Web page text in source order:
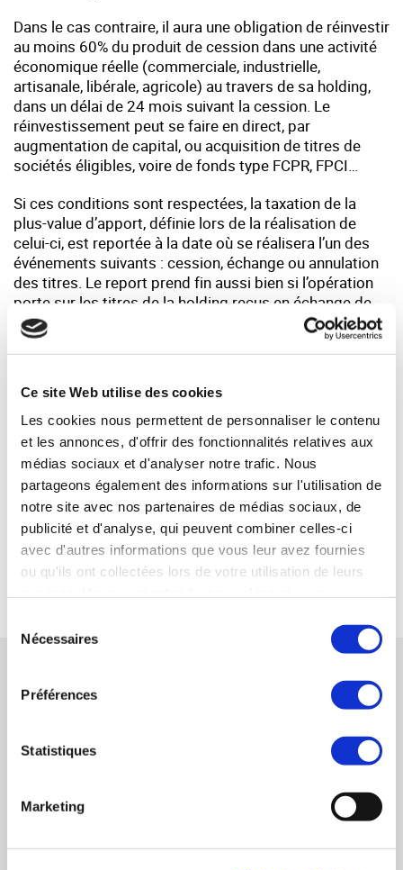
Ce site Web utilise des cookies
Les cookies nous permettent de personnaliser le contenu
et les annonces, d'offrir des fonctionnalités relatives aux
médias sociaux et d'analyser notre trafic. Nous
partageons également des informations sur l'utilisation de
notre site avec nos partenaires de médias sociaux, de
publicité et d'analyse, qui peuvent combiner celles-ci
avec d'autres informations que vous leur avez fournies
ou qu'ils ont collectées lors de votre utilisation de leurs
Nécessaires
Préférences
Statistiques
Marketing
Dans le cas contraire, il aura une obligation de réinvestir
au moins 60% du produit de cession dans une activité
économique réelle (commerciale, industrielle,
artisanale, libérale, agricole) au travers de sa holding,
dans un délai de 24 mois suivant la cession. Le
réinvestissement peut se faire en direct, par
augmentation de capital, ou acquisition de titres de
sociétés éligibles, voire de fonds type FCPR, FPCI…
Si ces conditions sont respectées, la taxation de la
plus-value d’apport, définie lors de la réalisation de
celui-ci, est reportée à la date où se réalisera l’un des
événements suivants : cession, échange ou annulation
des titres. Le report prend fin aussi bien si l’opération
porte sur les titres de la holding reçus en échange de
l’apport que si elle concerne les titres apportés à la
holding.
personnellement par le contribuable bénéficiaire du
régime de report d’imposition.
Nous vous recommandons de choisir avec soin les
professionnels qui vous conseilleront dans ces
opérations complexes et d’anticiper la cession de votre
outil de travail en menant une réflexion dans les 5 ans
qui précèdent le moment présumé de la vente.
28/07/2025 EN SAVOIR PLUS
Cession d'Ehpad : un nécessaire travail
d'équipe !
17/12/2021 EN SAVOIR PLUS